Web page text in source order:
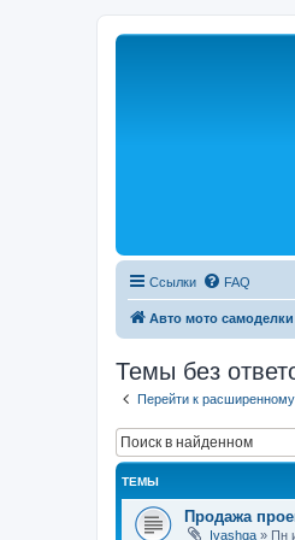
Ссылки FAQ
Авто мото самоделки
Темы без
Перейти к
ТЕМЫ
Продажа
Ivashqa » Пн